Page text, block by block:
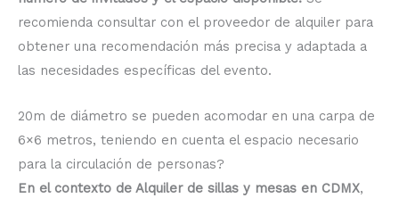
recomienda consultar con el proveedor de alquiler para
obtener una recomendación más precisa y adaptada a
las necesidades específicas del evento.
20m de diámetro se pueden acomodar en una carpa de
6×6 metros, teniendo en cuenta el espacio necesario
para la circulación de personas?
En el contexto de Alquiler de sillas y mesas en CDMX,